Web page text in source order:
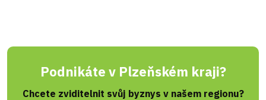
Podnikáte v Plzeňském kraji?
Chcete zviditelnit svůj byznys v našem regionu?